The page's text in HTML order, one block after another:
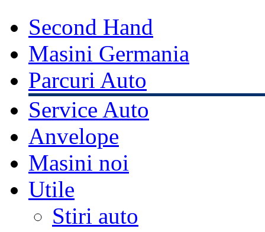
Second Hand
Masini Germania
Parcuri Auto
Service Auto
Anvelope
Masini noi
Utile
Stiri auto